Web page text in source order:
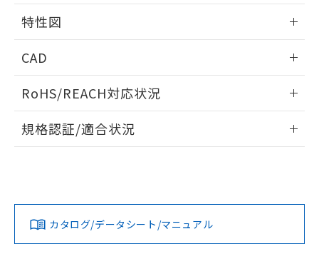
タイムチャート
相互干渉
A: 30mm以上、B: 20mm以上
周囲金属の影響
特性図
検出物体の大きさと材質による影響
CAD
ドすることができます。
ログイン/会員登録
ダウンロードデータをご利用いただく前に、以下を必ずお読
みください。
ソフトウェアの使用条件
RoHS/REACH対応状況
EU RoHS 注意事項・凡例
対応済み
規格認証/適合状況
LR型式承認
DNV型式承認
BV型式承認
KR型式
カタログ/データシート/マニュアル
欄に対応日を記載しておりました。
既に当社にて対応品への在庫切替を完了
り、2022年1月12日より割愛しておりま
す。